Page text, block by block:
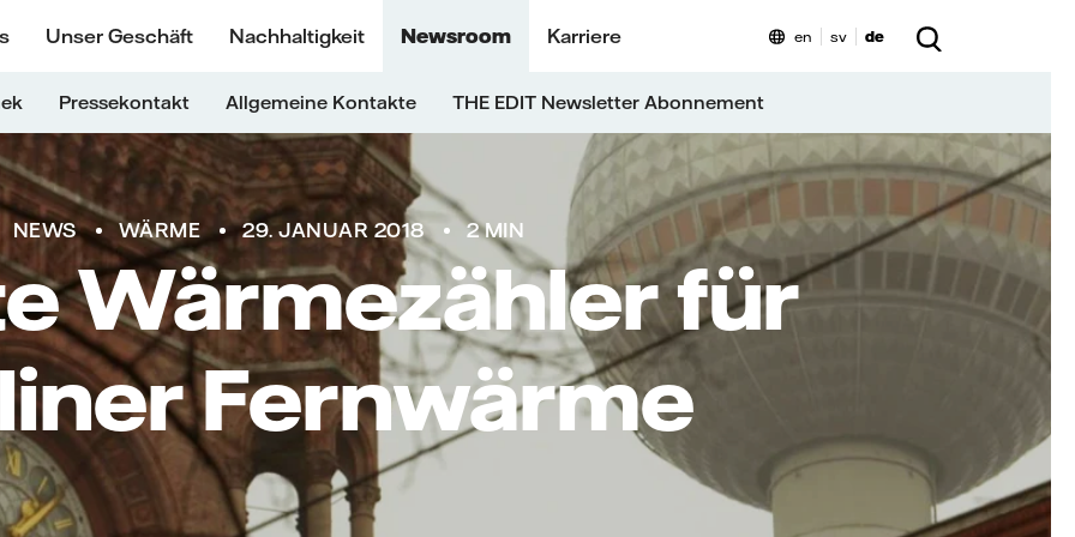
Unser Geschäft Nachhaltigkeit Newsroom Karriere
Pressekontakt Allgemeine Kontakte THE EDIT Newsletter Abonnement
en sv de
NEWS WÄRME 29. JANUAR 2018 2 MIN
Wärmezähler für
Fernwärme